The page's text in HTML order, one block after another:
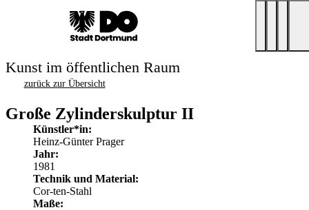
Kunst im öffentlichen Raum
zurück zur Übersicht
Große Zylinderskulptur II
Künstler*in:
Heinz-Günter Prager
Jahr:
1981
Technik und Material:
Cor-ten-Stahl
Maße: